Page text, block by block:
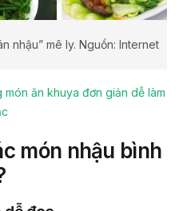
nhậu” mê ly. Nguồn: Internet
món ăn khuya đơn giản dễ làm
món nhậu bình